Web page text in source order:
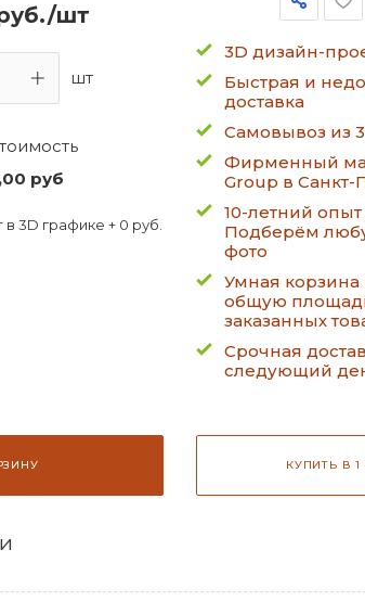
шт
шт
руб
3D графике + 0 руб.
3D дизайн-
Быстрая и
доставка
Самовывоз из
Фирменный
Group в Санкт-
10-летний
Подберём
фото
Умная корзина
общую
заказанных
Срочная
следующий
КУПИТЬ В 1